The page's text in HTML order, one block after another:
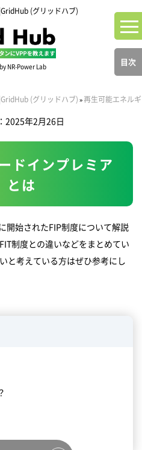
(グリッドハブ)
NR-Power Lab
(グリッドハブ)»再生可能エネル
2025年2月26日
ドインプレミア
とは
開始されたFIP制度について解説
制度との違いなどをまとめてい
と考えている方はぜひ参考にし
リット
目次